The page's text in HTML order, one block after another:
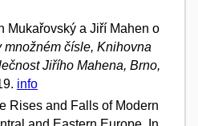
Mukařovský a Jiří Mahen o
množném čísle, Knihovna
Jiřího Mahena, Brno,
info
Rises and Falls of Modern